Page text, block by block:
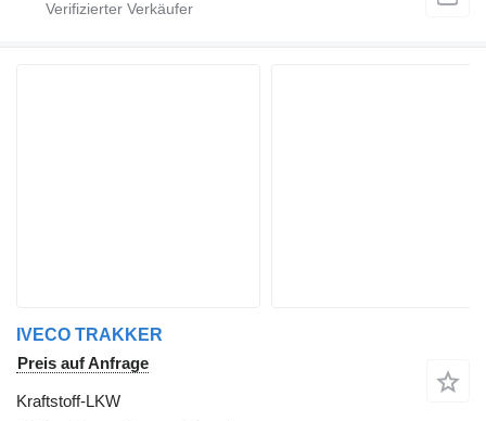
IVECO TRAKKER
Preis auf Anfrage
Kraftstoff-LKW